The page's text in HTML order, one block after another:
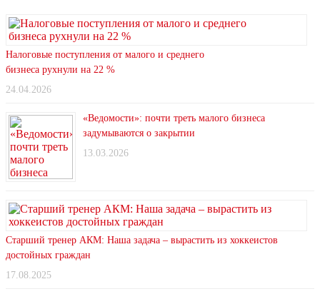
Налоговые поступления от малого и среднего
бизнеса рухнули на 22 %
24.04.2026
«Ведомости»: почти треть малого бизнеса
задумываются о закрытии
13.03.2026
Старший тренер АКМ: Наша задача – вырастить из хоккеистов
достойных граждан
17.08.2025